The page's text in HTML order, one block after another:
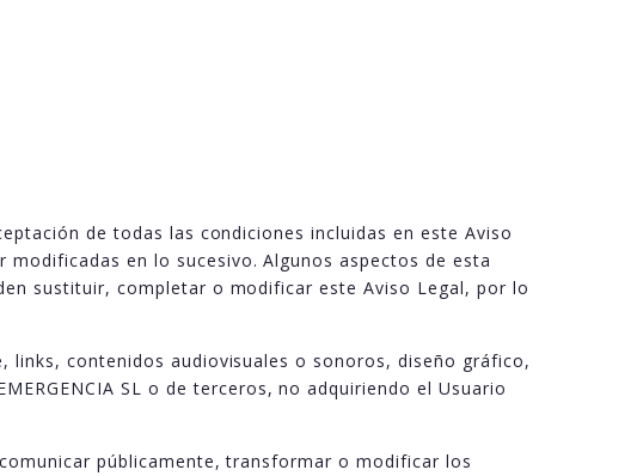
de todas las condiciones incluidas en este Aviso
modificadas en lo sucesivo. Algunos aspectos de esta
sustituir, completar o modificar este Aviso Legal, por lo
contenidos audiovisuales o sonoros, diseño gráfico,
SL o de terceros, no adquiriendo el Usuario
públicamente, transformar o modificar los